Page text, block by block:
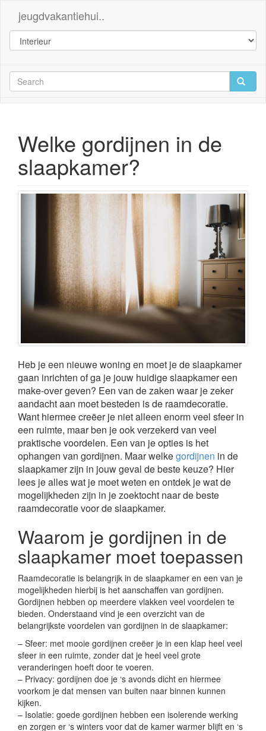
jeugdvakantiehui..
Welke gordijnen in de
slaapkamer?
Heb je een nieuwe woning en moet je de slaapkamer
gaan inrichten of ga je jouw huidige slaapkamer een
make-over geven? Een van de zaken waar je zeker
aandacht aan moet besteden is de raamdecoratie.
Want hiermee creëer je niet alleen enorm veel sfeer in
een ruimte, maar ben je ook verzekerd van veel
praktische voordelen. Een van je opties is het
ophangen van gordijnen. Maar welkegordijnen in de
slaapkamer zijn in jouw geval de beste keuze? Hier
lees je alles wat je moet weten en ontdek je wat de
mogelijkheden zijn in je zoektocht naar de beste
raamdecoratie voor de slaapkamer.
Waarom je gordijnen in de
slaapkamer moet toepassen
Raamdecoratie is belangrijk in de slaapkamer en een van je
mogelijkheden hierbij is het aanschaffen van gordijnen.
Gordijnen hebben op meerdere vlakken veel voordelen te
bieden. Onderstaand vind je een overzicht van de
belangrijkste voordelen van gordijnen in de slaapkamer:
– Sfeer: met mooie gordijnen creëer je in een klap heel veel
sfeer in een ruimte, zonder dat je heel veel grote
veranderingen hoeft door te voeren.
– Privacy: gordijnen doe je ‘s avonds dicht en hiermee
voorkom je dat mensen van buiten naar binnen kunnen
kijken.
– Isolatie: goede gordijnen hebben een isolerende werking
en zorgen er ‘s winters voor dat de kamer warmer blijft en ‘s